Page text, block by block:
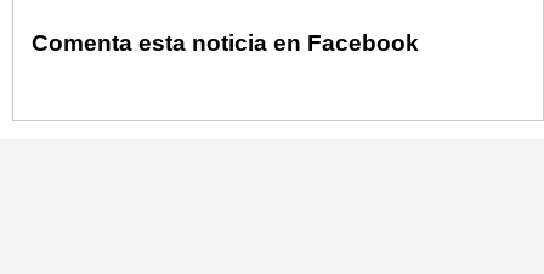
Comenta esta noticia en Facebook